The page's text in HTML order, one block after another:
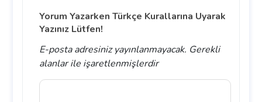
Yorum Yazarken Türkçe Kurallarına Uyarak
Yazınız Lütfen!
E-posta adresiniz yayınlanmayacak. Gerekli
alanlarile işaretlenmişlerdir